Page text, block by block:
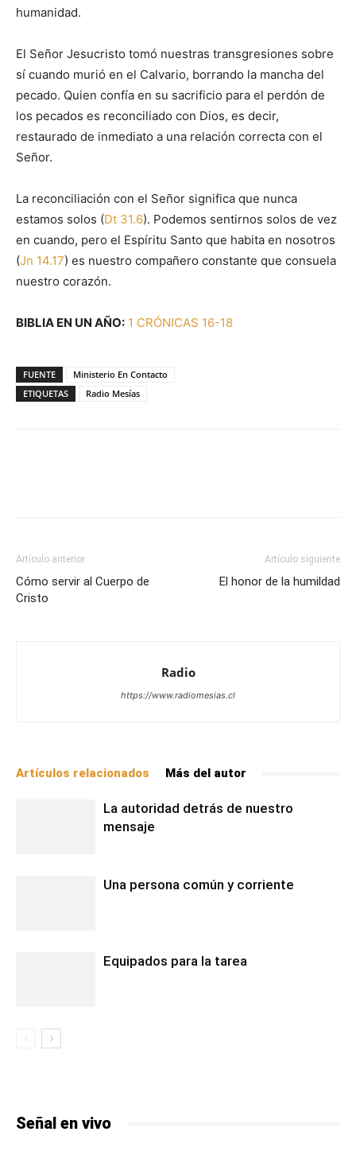
humanidad.
El Señor Jesucristo tomó nuestras transgresiones sobre
sí cuando murió en el Calvario, borrando la mancha del
pecado. Quien confía en su sacrificio para el perdón de
los pecados es reconciliado con Dios, es decir,
restaurado de inmediato a una relación correcta con el
Señor.
La reconciliación con el Señor significa que nunca
estamos solos (Dt 31.6). Podemos sentirnos solos de vez
en cuando, pero el Espíritu Santo que habita en nosotros
(Jn 14.17) es nuestro compañero constante que consuela
nuestro corazón.
BIBLIA EN UN AÑO: 1 CRÓNICAS 16-18
FUENTE
Ministerio En Contacto
ETIQUETAS
Radio Mesías
Artículo anterior
Cómo servir al Cuerpo de
Cristo
Artículo siguiente
El honor de la humildad
Radio
https://www.radiomesias.cl
Artículos relacionados Más del autor
La autoridad detrás de nuestro
mensaje
Una persona común y corriente
Equipados para la tarea
Señal en vivo